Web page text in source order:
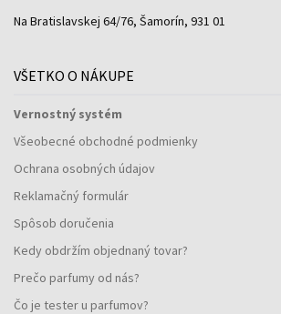
Na Bratislavskej 64/76, Šamorín, 931 01
VŠETKO O NÁKUPE
Vernostný systém
Všeobecné obchodné podmienky
Ochrana osobných údajov
Reklamačný formulár
Spôsob doručenia
Kedy obdržím objednaný tovar?
Prečo parfumy od nás?
Čo je tester u parfumov?